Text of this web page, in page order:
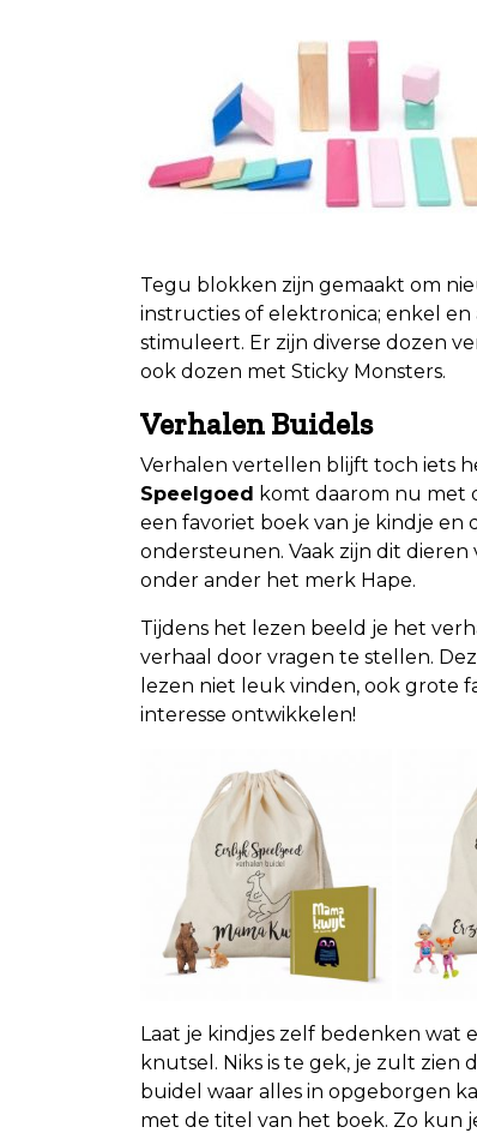
Tegu blokken zijn gemaakt om
instructies of elektronica; enkel
stimuleert. Er zijn diverse dozen
ook dozen met Sticky Monsters.
Verhalen Buidels
Verhalen vertellen blijft toch iets
Speelgoed komt daarom nu met
een favoriet boek van je kindje
ondersteunen. Vaak zijn dit
onder ander het merk Hape.
Tijdens het lezen beeld je het
verhaal door vragen te stellen.
lezen niet leuk vinden, ook grote
interesse ontwikkelen!
Laat je kindjes zelf bedenken wat
knutsel. Niks is te gek, je zult zien
buidel waar alles in opgeborgen
met de titel van het boek. Zo kun